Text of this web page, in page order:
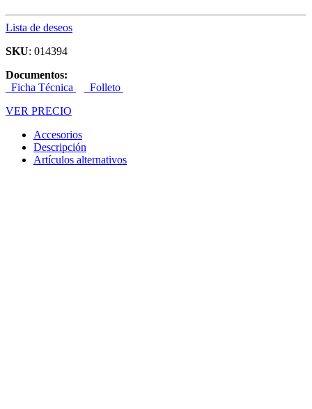
Lista de deseos
SKU: 014394
Documentos:
Ficha Técnica
Folleto
VER PRECIO
Accesorios
Descripción
Artículos alternativos